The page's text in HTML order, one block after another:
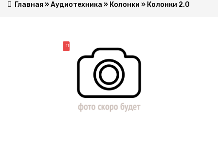
Главная »Аудиотехника » Колонки » Колонки 2.0
НОВИНКА